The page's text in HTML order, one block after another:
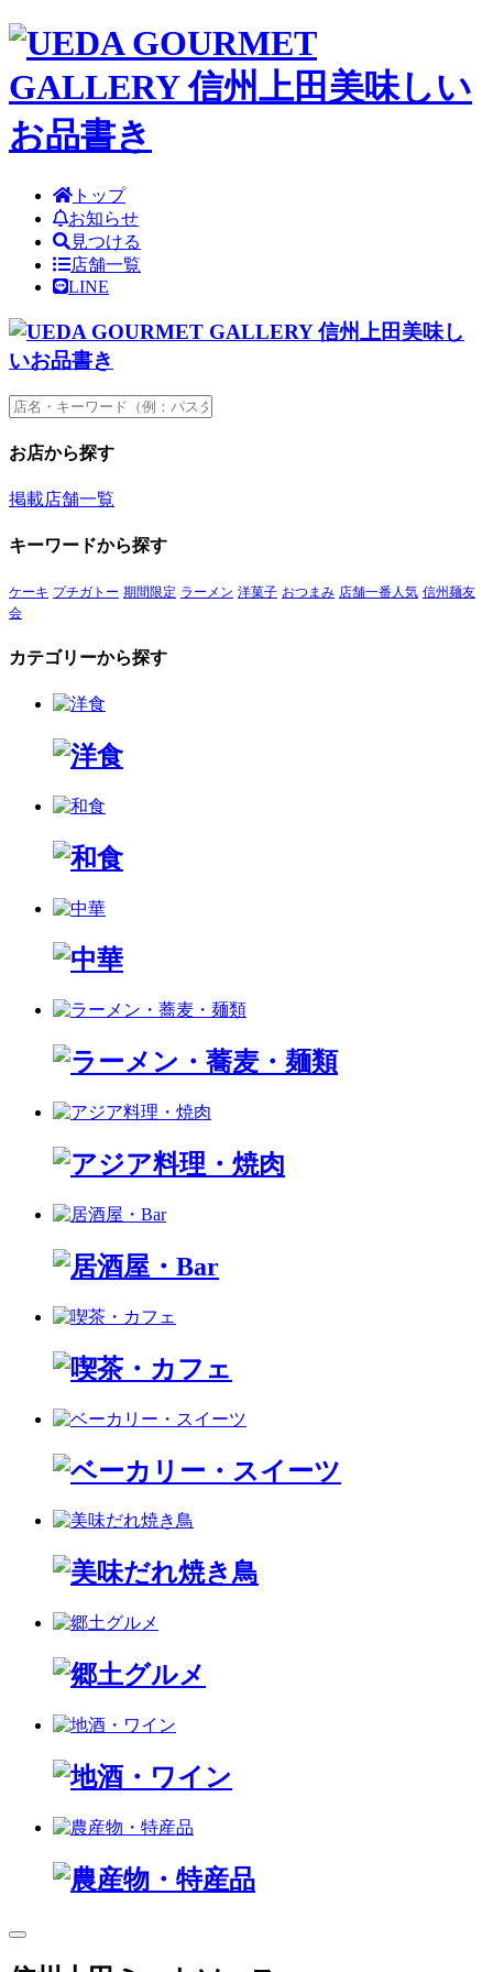
トップ
お知らせ
見つける
店舗一覧
LINE
お店から探す
掲載店舗一覧
キーワードから探す
ケーキ プチガトー 期間限定 ラーメン 洋菓子 おつまみ 店舗一番人気 信州麺友
会
カテゴリーから探す